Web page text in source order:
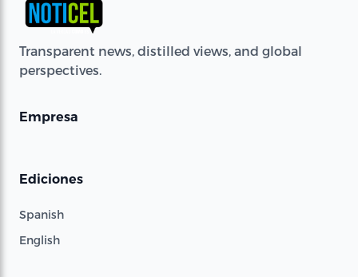
Transparent news, distilled views, and global
perspectives.
Empresa
Ediciones
Spanish
English